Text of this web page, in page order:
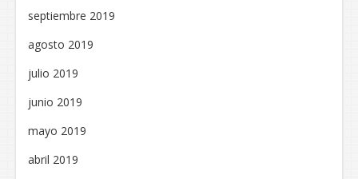
septiembre 2019
agosto 2019
julio 2019
junio 2019
mayo 2019
abril 2019